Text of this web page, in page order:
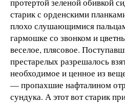
старик с орденскими
плохо слушающимися
гармошке со звонком и
веселое, плясовое.
престарелых разрешалось
необходимое и ценное из
— пропахшие нафталином
сундука. А этот вот старик